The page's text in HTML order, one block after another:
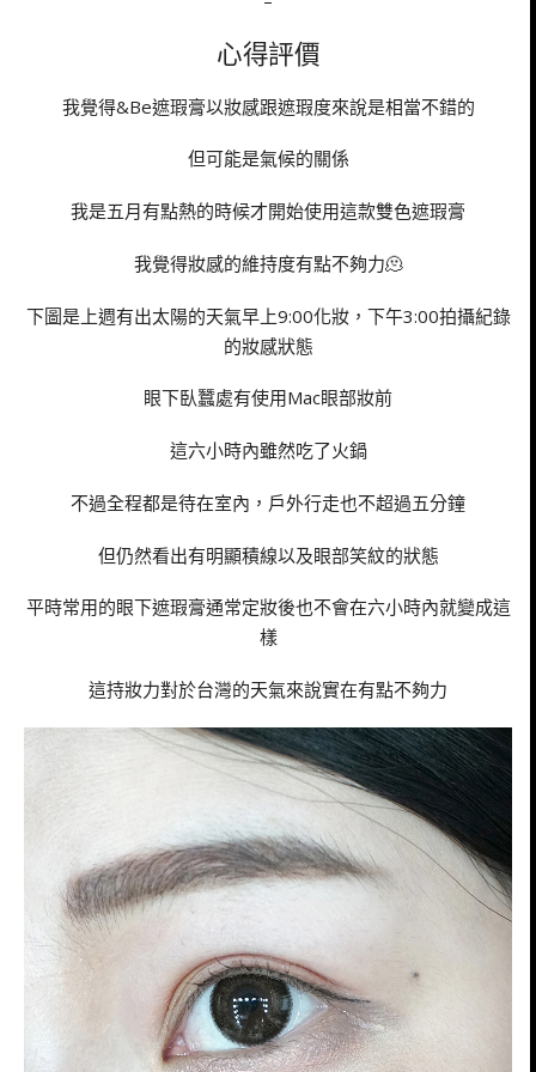
心得評價
我覺得&Be遮瑕膏以妝感跟遮瑕度來說是相當不錯的
但可能是氣候的關係
我是五月有點熱的時候才開始使用這款雙色遮瑕膏
我覺得妝感的維持度有點不夠力🫠
下圖是上週有出太陽的天氣早上9:00化妝，下午3:00拍攝紀錄
的妝感狀態
眼下臥蠶處有使用Mac眼部妝前
這六小時內雖然吃了火鍋
不過全程都是待在室內，戶外行走也不超過五分鐘
但仍然看出有明顯積線以及眼部笑紋的狀態
平時常用的眼下遮瑕膏通常定妝後也不會在六小時內就變成這
樣
這持妝力對於台灣的天氣來說實在有點不夠力